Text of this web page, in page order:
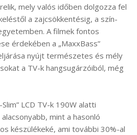
mely valós időben dolgozza fel
a zajcsökkentésig, a szín-
A filmek fontos
érdekében a „MaxxBass”
nyújt természetes és mély
a TV-k hangsugárzóiból, még
LCD TV-k 190W alatti
mint a hasonló
készülékeké, ami további 30%-al